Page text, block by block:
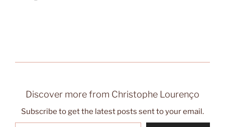
Discover more from Christophe Lourenço
Subscribe to get the latest posts sent to your email.
Type your email…